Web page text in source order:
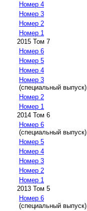
Номер 4
Номер 3
Номер 2
Номер 1
2015 Том 7
Номер 6
Номер 5
Номер 4
Номер 3
(специальный выпуск)
Номер 2
Номер 1
2014 Том 6
Номер 6
(специальный выпуск)
Номер 5
Номер 4
Номер 3
Номер 2
Номер 1
2013 Том 5
Номер 6
(специальный выпуск)